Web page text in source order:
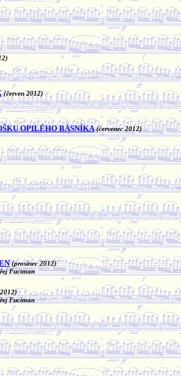
(červen 2012)
OPILÉHO BÁSNÍKA (červenec 2012)
(prosinec 2012)
Fuciman
Fuciman